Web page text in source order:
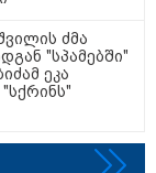
ძმა
"სპამებში"
ეკა